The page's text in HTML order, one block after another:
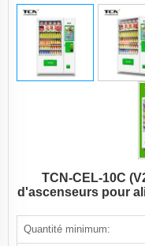
TCN-CEL-10C
d'ascenseurs pour
Quantité minimum: